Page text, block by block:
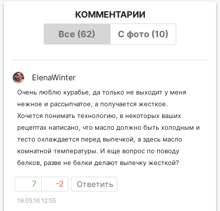
КОММЕНТАРИИ
Все (62)
С фото (10)
ElenaWinter
Очень люблю курабье, да только не выходит у меня
нежное и рассыпчатое, а получается жесткое.
Хочется понимать технологию, в некоторых ваших
рецептах написано, что масло должно быть холодным и
тесто охлаждается перед выпечкой, а здесь масло
комнатной температуры. И еще вопрос по поводу
белков, разве не белки делают выпечку жесткой?
7 -2 Ответить
19.05.16 12:55